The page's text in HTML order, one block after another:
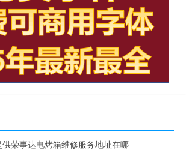
荣事达电烤箱维修服务地址在哪